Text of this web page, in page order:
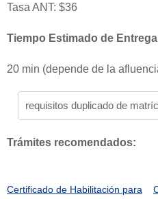
Tasa ANT: $36
Tiempo Estimado de
20 min (depende de la
Trámites recomendados:
Certificado de Habilitación para